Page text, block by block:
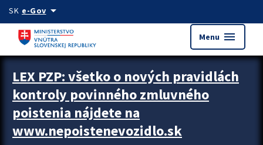
Preskocit na hlavný obsah
SK e-Govarrow_drop_down
Menu menu
Zastavit automatický posun upútavok
LEX PZP: všetko o nových pravidlách
kontroly povinného zmluvného
poistenia nájdete na
www.nepoistenevozidlo.sk